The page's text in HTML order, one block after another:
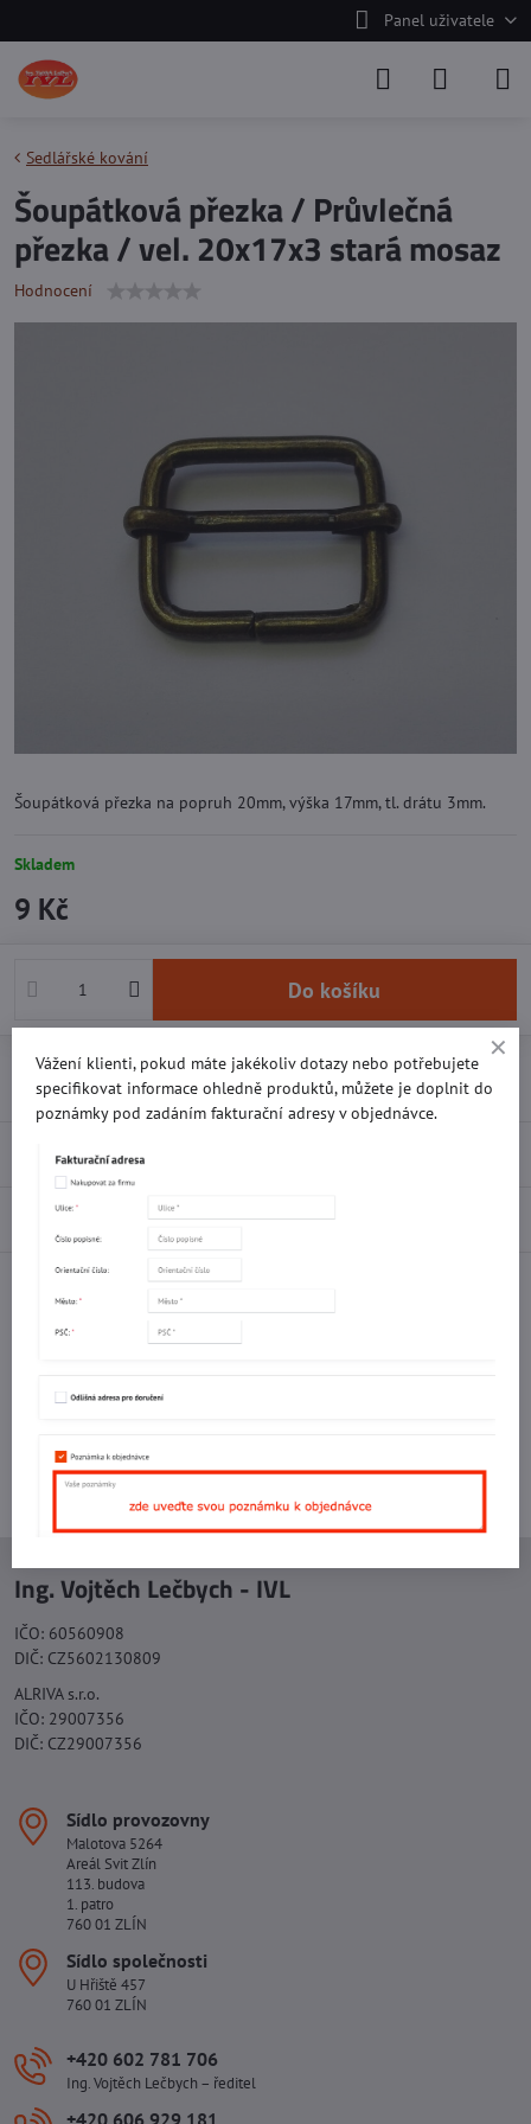
Panel uživatele
Sedlářské kování
Šoupátková přezka / Průvlečná
přezka / vel. 20x17x3 stará mosaz
Hodnocení
Šoupátková přezka na popruh 20mm, výška 17mm, tl. drátu 3mm.
Skladem
9 Kč
Do košíku
Přidat k Oblíbeným Doručení
Recenze 0
Diskuse
Facebook Twitter
Kontaktujte nás:
+420 577 523 563
Ing. Vojtěch Lečbych - IVL
IČO: 60560908
DIČ: CZ5602130809
ALRIVA s.r.o.
IČO: 29007356
DIČ: CZ29007356
Sídlo provozovny
Malotova 5264
Areál Svit Zlín
113. budova
1. patro
760 01 ZLÍN
Sídlo společnosti
U Hřiště 457
760 01 ZLÍN
+420 602 781 706
Ing. Vojtěch Lečbych – ředitel
+420 606 929 181
Vážení klienti, pokud máte jakékoliv dotazy nebo potřebujete
specifikovat informace ohledně produktů, můžete je doplnit do
poznámky pod zadáním fakturační adresy v objednávce.